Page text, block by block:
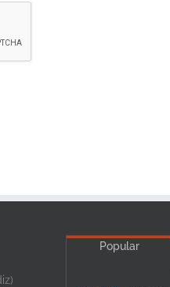
Popular